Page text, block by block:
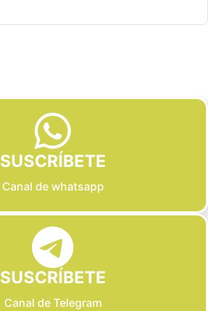
SUSCRÍBETE
Canal de whatsapp
SUSCRÍBETE
Canal de Telegram